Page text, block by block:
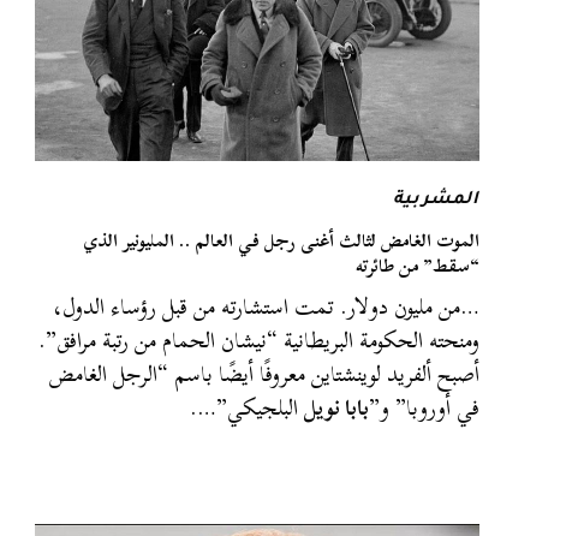
المشربية
الموت الغامض لثالث أغنى رجل في العالم .. المليونير الذي
“سقط” من طائرته
…من مليون دولار. تمت استشارته من قبل رؤساء الدول،
ومنحته الحكومة البريطانية “نيشان الحمام من رتبة مرافق”.
أصبح ألفريد لوينشتاين معروفًا أيضًا باسم “الرجل الغامض
في أوروبا” و”بابا نويلالبلجيكي”….